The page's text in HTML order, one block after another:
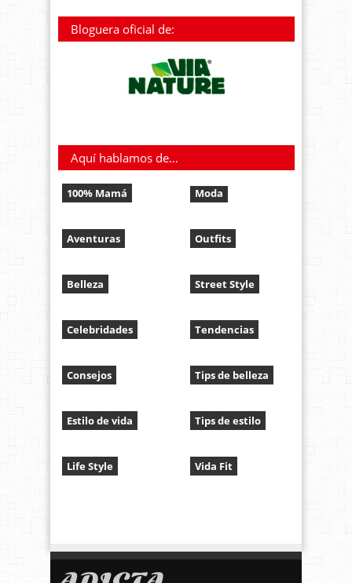
Bloguera oficial de:
Aquí hablamos de…
100% Mamá
Aventuras
Belleza
Celebridades
Consejos
Estilo de vida
Life Style
Moda
Outfits
Street Style
Tendencias
Tips de belleza
Tips de estilo
Vida Fit